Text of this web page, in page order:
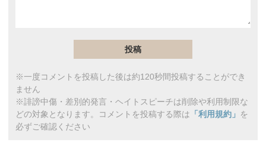
※一度コメントを投稿した後は約120秒間投稿することができ
ません
※誹謗中傷・差別的発言・ヘイトスピーチは削除や利用制限な
どの対象となります。コメントを投稿する際は 「利用規約」 を
必ずご確認ください